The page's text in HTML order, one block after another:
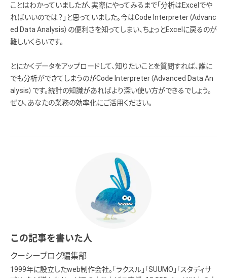
ことはわかっていましたが、実際にやってみるまで「分析はExcelでや
ればいいのでは？」と思っていました。今はCode Interpreter（Advanc
ed Data Analysis）の便利さを知ってしまい、ちょっとExcelに戻るのが
難しいくらいです。
とにかくデータをアップロードして、知りたいことを質問すれば、誰に
でも分析ができてしまうのがCode Interpreter（Advanced Data An
alysis）です。統計の知識があればより深い使い方ができるでしょう。
ぜひ、あなたの業務の効率化にご活用ください。
この記事を書いた人
クーシーブログ編集部
1999年に設立したweb制作会社。「ラクスル」「SUUMO」「スタディサ